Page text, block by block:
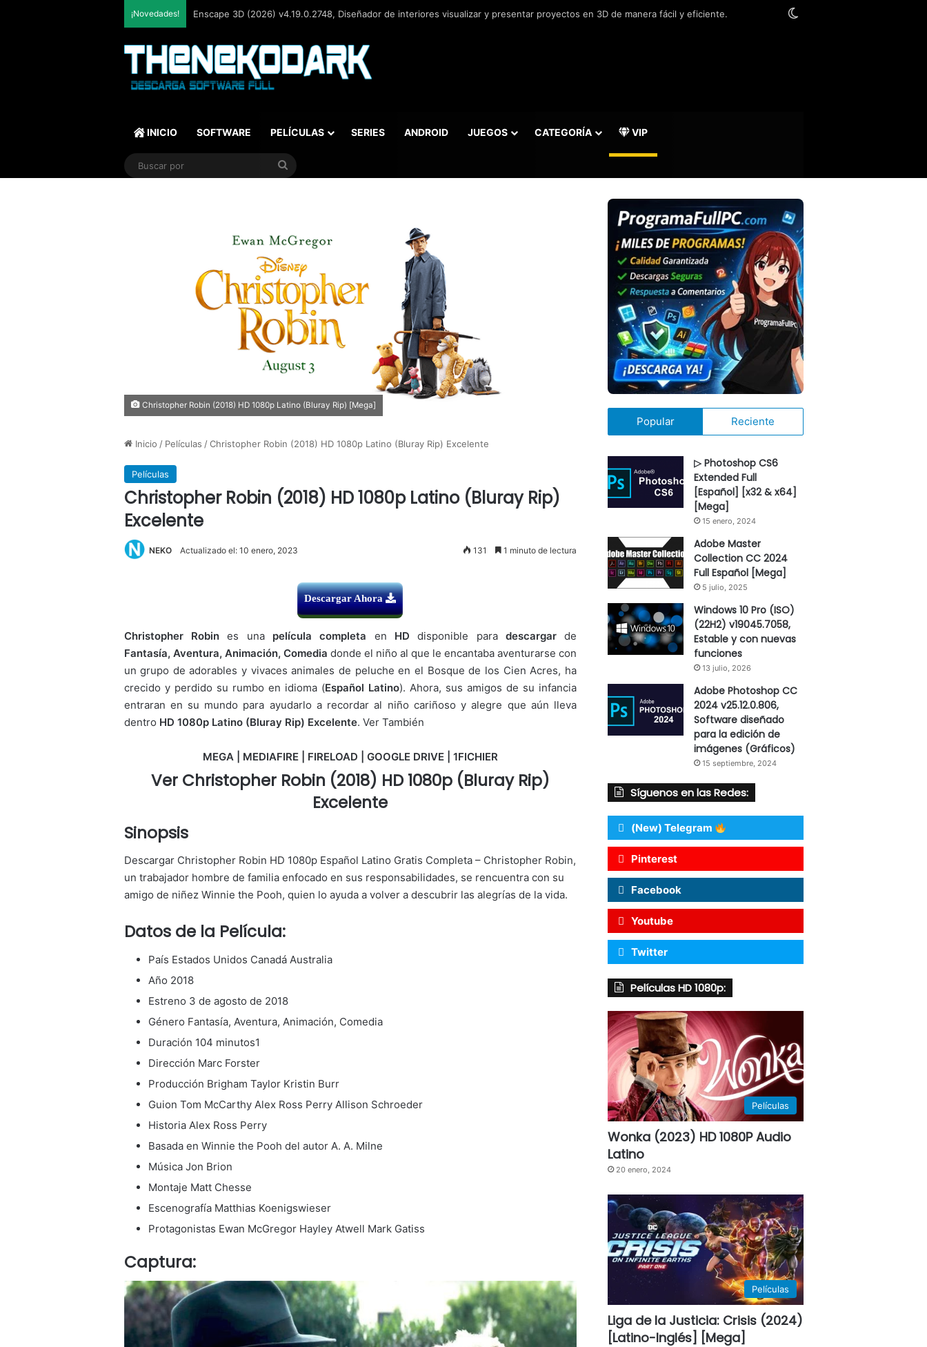
¡Novedades! Enscape 3D (2026) v4.19.0.2748, Diseñador de interiores visualizar y presentar proyectos en 3D de manera fácil y eficiente.
INICIO SOFTWARE PELÍCULAS SERIES ANDROID JUEGOS CATEGORÍA VIP
Buscar
Christopher Robin (2018) HD 1080p Latino (Bluray Rip) [Mega]
Inicio / Películas / Christopher Robin (2018) HD 1080p Latino (Bluray Rip) Excelente
Películas
Christopher Robin (2018) HD 1080p Latino (Bluray Rip)
Excelente
NEKO Actualizado el: 10 enero, 2023 131 1 minuto de lectura
Descargar Ahora
Christopher Robines una película completa en HD disponible para descargarde
Fantasía, Aventura, Animación, Comedia donde el niño al que le encantaba aventurarse con
un grupo de adorables y vivaces animales de peluche en el Bosque de los Cien Acres, ha
crecido y perdido su rumbo en idioma (Español Latino). Ahora, sus amigos de su infancia
entraran en su mundo para ayudarlo a recordar al niño cariñoso y alegre que aún lleva
dentro HD 1080p Latino (Bluray Rip) Excelente. Ver También
MEGA | MEDIAFIRE | FIRELOAD | GOOGLE DRIVE | 1FICHIER
Ver Christopher Robin (2018) HD 1080p (Bluray Rip)
Excelente
Sinopsis
Descargar Christopher Robin HD 1080p Español Latino Gratis Completa – Christopher Robin,
un trabajador hombre de familia enfocado en sus responsabilidades, se rencuentra con su
amigo de niñez Winnie the Pooh, quien lo ayuda a volver a descubrir las alegrías de la vida.
Datos de la Película:
País Estados Unidos Canadá Australia
Año 2018
Estreno 3 de agosto de 2018
Género Fantasía, Aventura, Animación, Comedia
Duración 104 minutos1
Dirección Marc Forster
Producción Brigham Taylor Kristin Burr
Guion Tom McCarthy Alex Ross Perry Allison Schroeder
Historia Alex Ross Perry
Basada en Winnie the Pooh del autor A. A. Milne
Música Jon Brion
Montaje Matt Chesse
Escenografía Matthias Koenigswieser
Protagonistas Ewan McGregor Hayley Atwell Mark Gatiss
Captura:
Popular Reciente
▷ Photoshop CS6
Extended Full
[Español] [x32 & x64]
[Mega]
15 enero, 2024
Adobe Master
Collection CC 2024
Full Español [Mega]
5 julio, 2025
Windows 10 Pro (ISO)
(22H2) v19045.7058,
Estable y con nuevas
funciones
13 julio, 2026
Adobe Photoshop CC
2024 v25.12.0.806,
Software diseñado
para la edición de
imágenes (Gráficos)
15 septiembre, 2024
Síguenos en las Redes:
(New) Telegram
Pinterest
Facebook
Youtube
Twitter
Películas HD 1080p:
Películas
Wonka (2023) HD 1080P Audio
Latino
20 enero, 2024
Películas
Liga de la Justicia: Crisis (2024)
[Latino-Inglés] [Mega]